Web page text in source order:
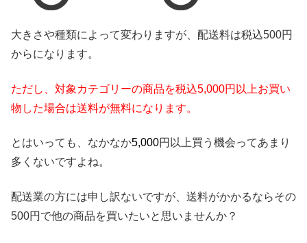
大きさや種類によって変わりますが、配送料は税込500円
からになります。
ただし、対象カテゴリーの商品を税込5,000円以上お買い
物した場合は送料が無料になります。
とはいっても、なかなか5,000円以上買う機会ってあまり
多くないですよね。
配送業の方には申し訳ないですが、送料がかかるならその
500円で他の商品を買いたいと思いませんか？